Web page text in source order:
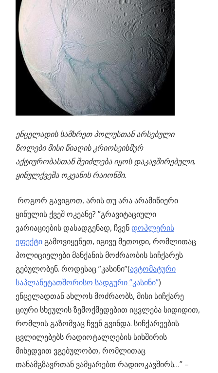
ენცელადის სამხრეთ პოლუსთან არსებული
ზოლები მისი წიაღის კრიოსეისმურ
აქტიურობასთან შეიძლება იყოს დაკავშირებული,
ყინულქვეშა ოკეანის რაიონში.
როგორ გავიგოთ, არის თუ არა არამიწიერი
ყინულის ქვეშ ოკეანე? ”გრავიტაციული
ვარიაციების დასადგენად, ჩვენდოპლერის
ეფექტიგამოვიყენეთ, იგივე მეთოდი, რომლითაც
პოლიციელები მანქანის მოძრაობის სიჩქარეს
გებულობენ. როდესაც ”კასინი”(ავტომატური
საპლანეტათშორისო სადგური ”კასინი”)
ენცელადთან ახლოს მოძრაობს, მისი სიჩქარე
ციური სხეულის ზემოქმედებით იცვლება სიდიდით,
რომლის გაზომვაც ჩვენ გვინდა. სიჩქარეების
ცვლილებებს რადიოტალღების სიხშირის
მიხედვით ვგებულობთ, რომლითაც
თანამგზავრთან ვამყარებთ რადიოკავშირს…” –